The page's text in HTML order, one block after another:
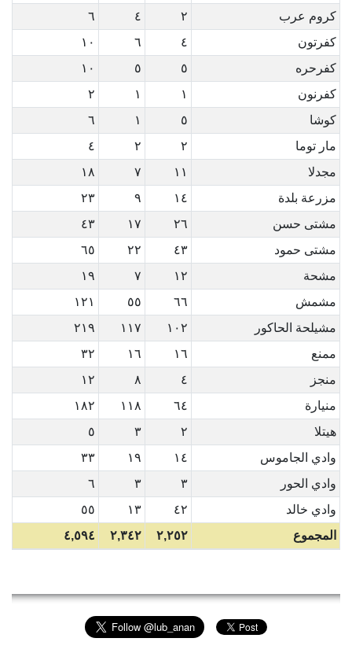
كروم عرب
٢ ٤
٦
كفرتون
٤ ٦
١٠
كفرحره
٥ ٥
١٠
كفرنون
١ ١
٢
كوشا
٥ ١
٦
مار توما
٢ ٢
٤
مجدلا
١١ ٧
١٨
مزرعة بلدة
١٤ ٩
٢٣
مشتى حسن
٢٦ ١٧
٤٣
مشتى حمود
٤٣ ٢٢
٦٥
مشحة
١٢ ٧
١٩
مشمش
٦٦ ٥٥
١٢١
مشيلحة الحاكور
١٠٢ ١١٧
٢١٩
ممنع
١٦ ١٦
٣٢
منجز
٤ ٨
١٢
منيارة
٦٤ ١١٨
١٨٢
هيتلا
٢ ٣
٥
وادي الجاموس
١٤ ١٩
٣٣
وادي الحور
٣ ٣
٦
وادي خالد
٤٢ ١٣
٥٥
المجموع
٢,٢٥٢ ٢,٣٤٢ ٤,٥٩٤